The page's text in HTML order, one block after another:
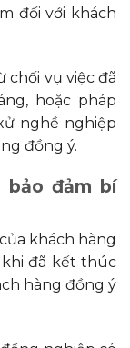
đối với khách
chối vụ việc đã
hoặc pháp
nghề nghiệp
đồng ý.
bảo đảm bí
khách hàng
khi đã kết thúc
hàng đồng ý